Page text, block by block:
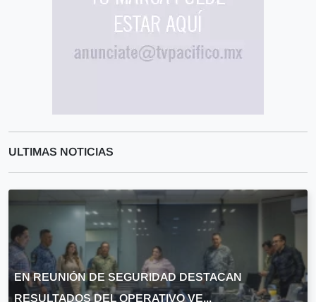
ULTIMAS NOTICIAS
EN REUNIÓN DE SEGURIDAD DESTACAN
RESULTADOS DEL OPERATIVO VE...